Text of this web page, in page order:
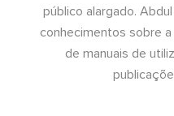
público alargado.
conhecimentos sobre
de manuais de